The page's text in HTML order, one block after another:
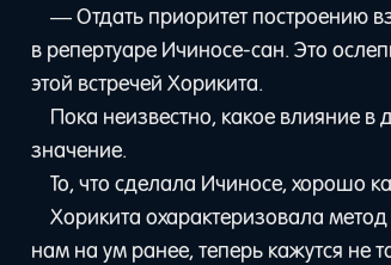
— Отдать приоритет построению
в репертуаре Ичиносе-сан. Это
этой встречей Хорикита.
Пока неизвестно, какое влияние
значение.
То, что сделала Ичиносе, хорошо
Хорикита охарактеризовала
нам на ум ранее, теперь кажутся не